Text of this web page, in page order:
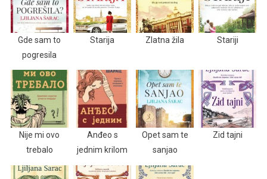
Gde sam to
pogresila
Starija Zlatna žila Stariji
Nije mi ovo
trebalo
Anđeo s
jednim krilom
Opet sam te
sanjao
Zid tajni